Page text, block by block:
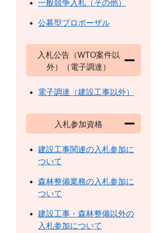
一般競争入札（その他）
公募型プロポーザル
入札公告（WTO案件以
外）（電子調達）
電子調達（建設工事以外）
入札参加資格
建設工事関連の入札参加に
ついて
森林整備業務の入札参加に
ついて
建設工事・森林整備以外の
入札参加について